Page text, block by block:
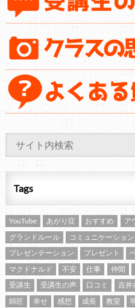
Tags
YouTube あがり症 おすすめ ア
グランドルール
コミュニケーション
プレゼンテーション
プレゼント
マクドナルド
不安 仕事 仲間
受講生
受講生の声 口コミ 吉井
師匠
幸せ 感想 成長 教室